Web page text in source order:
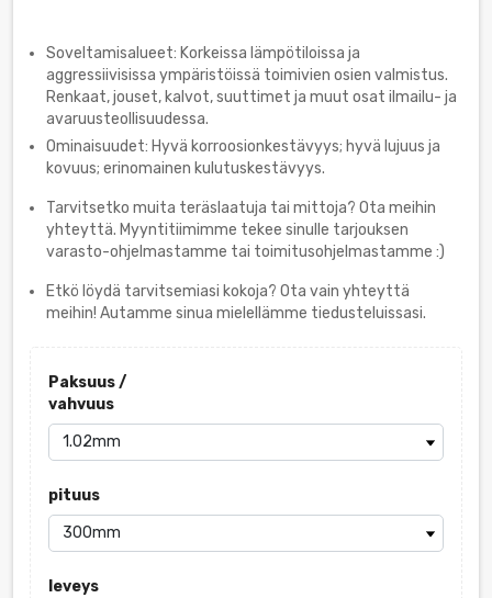
Soveltamisalueet: Korkeissa lämpötiloissa ja
aggressiivisissa ympäristöissä toimivien osien valmistus.
Renkaat, jouset, kalvot, suuttimet ja muut osat ilmailu- ja
avaruusteollisuudessa.
Ominaisuudet: Hyvä korroosionkestävyys; hyvä lujuus ja
kovuus; erinomainen kulutuskestävyys.
Tarvitsetko muita teräslaatuja tai mittoja? Ota meihin
yhteyttä. Myyntitiimimme tekee sinulle tarjouksen
varasto-ohjelmastamme tai toimitusohjelmastamme :)
Etkö löydä tarvitsemiasi kokoja? Ota vain yhteyttä
meihin! Autamme sinua mielellämme tiedusteluissasi.
Paksuus /
vahvuus
pituus
leveys